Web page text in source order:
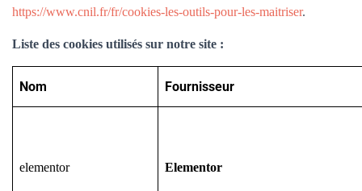
https://www.cnil.fr/fr/cookies-les-outils-pour-les-maitriser.
Liste des cookies utilisés sur notre site :
Nom Fournisseur
elementor Elementor